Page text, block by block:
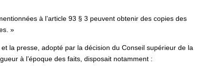
à l’article 93 § 3 peuvent obtenir des copies des
»
la presse, adopté par la décision du Conseil supérieur de la
à l’époque des faits, disposait notamment :